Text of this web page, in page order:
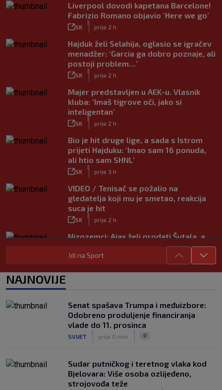
Liverpool dovodi kapetana Barcelone!
Fabrizio Romano objavio ‘Here we go’
SK prije 2 h
Hajduk želi Selahija, oglasio se igračev
menadžer: ‘Garcia ga dobro poznaje, ali
postoji problem…’
SK prije 2 h
Majer predstavljen u AEK-u. Vlasnik
kluba: ‘Imaš tigrove oči, jako si
inteligentan’
SK prije 2 h
Bio je hit druge lige, a sada s Istrom
prijeti Hajduku: ‘Imao sam 16 ponuda,
ali htio sam SHNL’
SK prije 3 h
VIDEO / Tenisač se požalio na
gledatelja koji mu je smetao, reakcija
suca je hit
SK prije 2 h
Nizozemci: Ajax želi prodati Šutala, a
SK
|
7. kol.
Bennacer raskinuo s Milanom i sada je
SK 7. kol.
VIDEO / Počela nam je ‘Cvajta’! Brekalo
solidan u gostujućoj pobjedi Herthe
kod Bochuma
Idi na Sport
NAJNOVIJE
Senat spašava Trumpa i međuizbore:
Odobreno produljenje financiranja
vlade do 11. prosinca
SVIJET prije 0 min 0
Sudar putničkog i teretnog vlaka kod
Bjelovara: Više osoba ozlijeđeno,
strojovođa teže